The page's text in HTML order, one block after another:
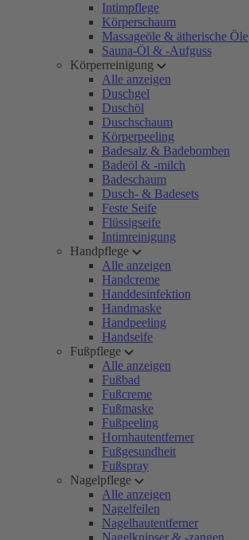
Intimpflege
Körperschaum
Massageöle & ätherische Öle
Sauna-Öl & -Aufguss
Körperreinigung
Alle anzeigen
Duschgel
Duschöl
Duschschaum
Körperpeeling
Badesalz & Badebomben
Badeöl & -milch
Badeschaum
Dusch- & Badesets
Feste Seife
Flüssigseife
Intimreinigung
Handpflege
Alle anzeigen
Handcreme
Handdesinfektion
Handmaske
Handpeeling
Handseife
Fußpflege
Alle anzeigen
Fußbad
Fußcreme
Fußmaske
Fußpeeling
Hornhautentferner
Fußgesundheit
Fußspray
Nagelpflege
Alle anzeigen
Nagelfeilen
Nagelhautentferner
Nagelknipser & -zangen